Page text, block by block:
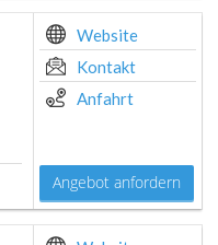
Website
Kontakt
Anfahrt
Angebot anfordern